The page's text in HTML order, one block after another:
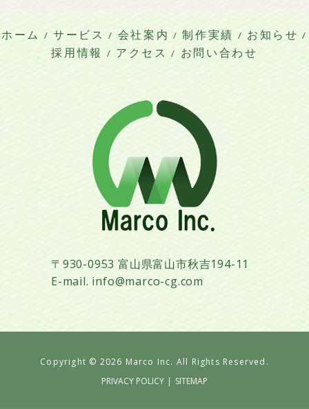
ホーム / サービス / 会社案内 /制作実績 / お知らせ /
採用情報 / アクセス / お問い合わせ
〒930-0953 富山県富山市秋吉194-11
E-mail. info@marco-cg.com
Copyright © 2026 Marco Inc. All Rights Reserved.
PRIVACY POLICY| SITEMAP